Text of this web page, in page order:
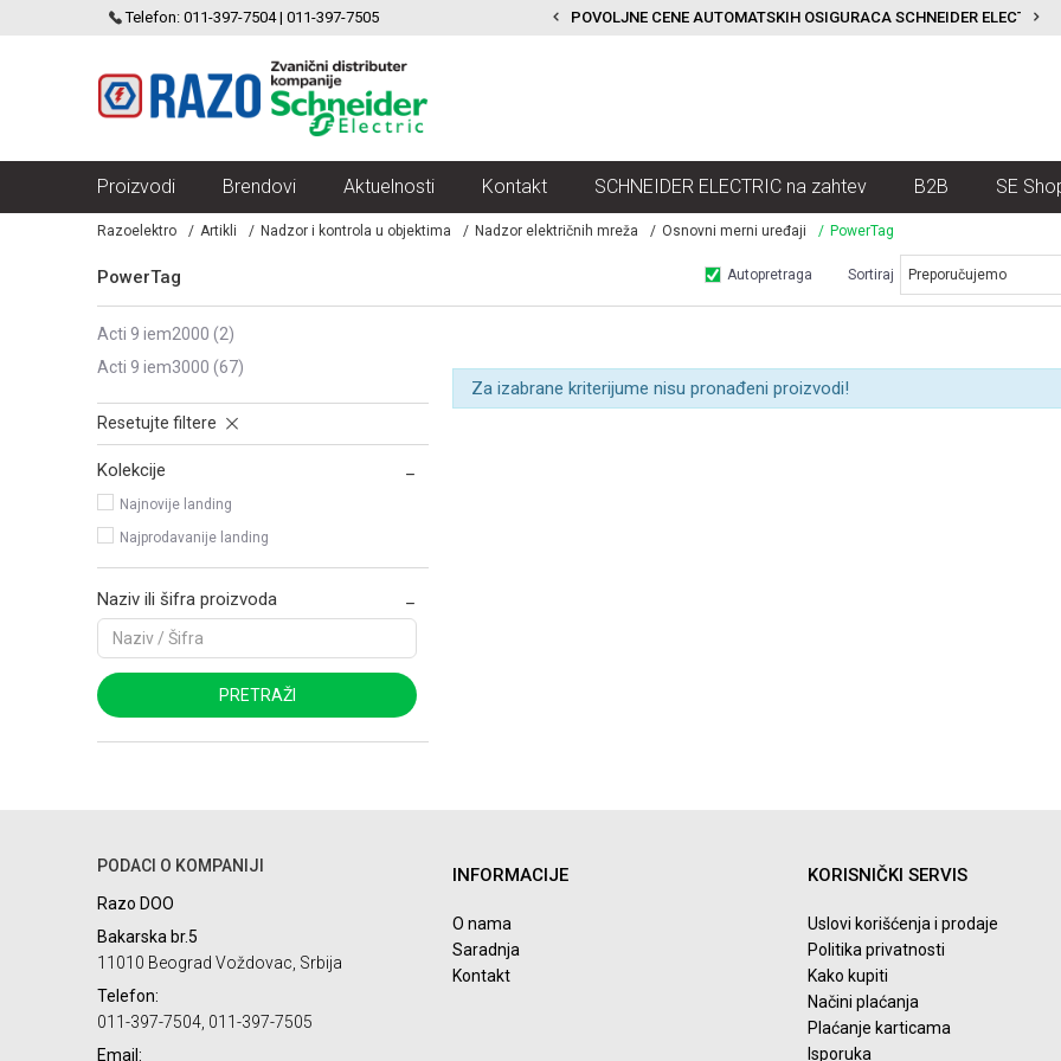
Telefon: 011-397-7504 | 011-397-7505
ELECTRIC VELIKI IZBOR MODULARNIH PREKIDACA I UTICNICA POVOLJNE CENE AUTOMATSKIH OSIGURACA SCHNEIDER ELECTRIC
Proizvodi Brendovi Aktuelnosti Kontakt SCHNEIDER ELECTRIC na zahtev B2B SE
Razoelektro Artikli Nadzor i kontrola u objektima Nadzor električnih mreža Osnovni merni uređaji PowerTag
PowerTag Autopretraga Sortiraj
acti 9 iem2000 (2)
acti 9 iem3000 (67)
Resetujte filtere
Kolekcije
Najnovije landing
Najprodavanije landing
Naziv ili šifra proizvoda
PRETRAŽI
Za izabrane kriterijume nisu pronađeni proizvodi!
PODACI O KOMPANIJI
Razo DOO
Bakarska br.5
11010 Beograd Voždovac, Srbija
Telefon:
011-397-7504, 011-397-7505
Email:
INFORMACIJE
O nama
Saradnja
Kontakt
KORISNIČKI SERVIS
Uslovi korišćenja i prodaje
Politika privatnosti
Kako kupiti
Načini plaćanja
Plaćanje karticama
Isporuka